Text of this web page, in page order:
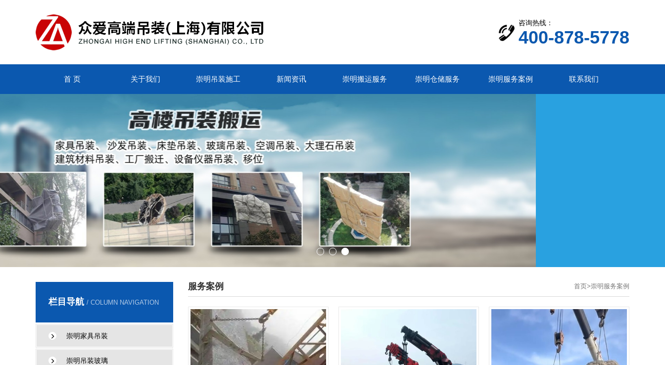
咨询热线：
400-878-5778
首 页 关于我们 崇明吊装施工 新闻资讯 崇明搬运服务 崇明仓储服务 崇明服务案例 联系我们
栏目导航 / COLUMN NAVIGATION
崇明家具吊装
崇明吊装玻璃
服务案例 首页>崇明服务案例